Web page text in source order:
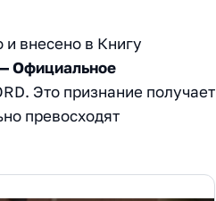
внесено в Книгу
Официальное
Это признание получает
превосходят